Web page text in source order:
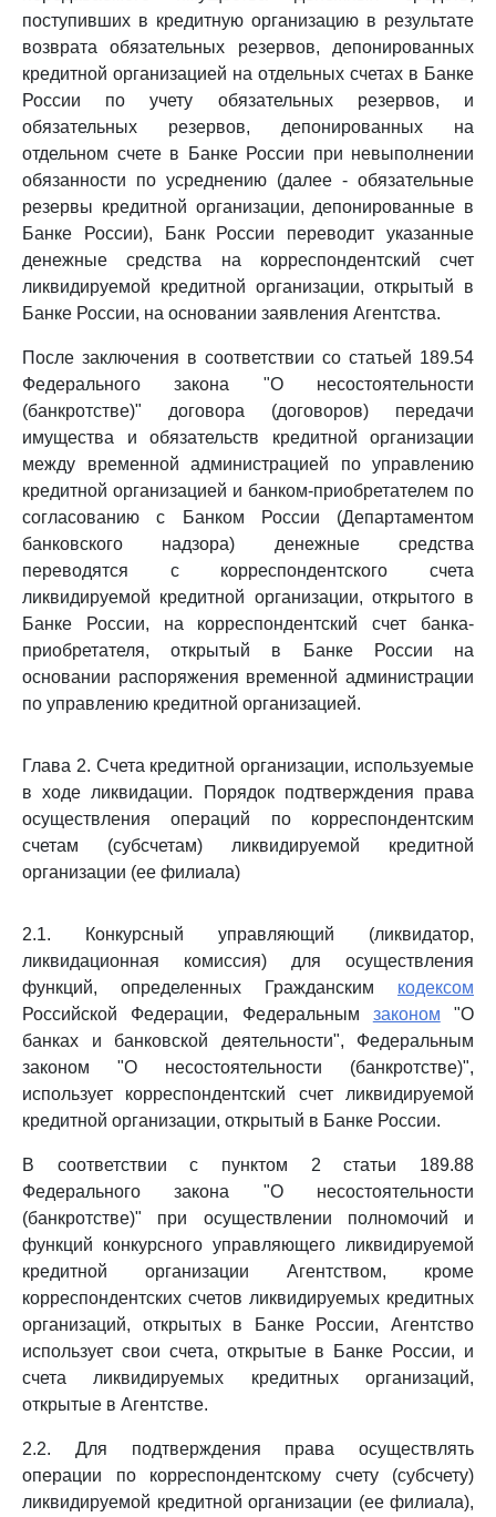
поступивших в кредитную организацию в результате
возврата обязательных резервов, депонированных
кредитной организацией на отдельных счетах в Банке
России по учету обязательных резервов, и
обязательных резервов, депонированных на
отдельном счете в Банке России при невыполнении
обязанности по усреднению (далее - обязательные
резервы кредитной организации, депонированные в
Банке России), Банк России переводит указанные
денежные средства на корреспондентский счет
ликвидируемой кредитной организации, открытый в
Банке России, на основании заявления Агентства.
После заключения в соответствии со статьей 189.54
Федерального закона "О несостоятельности
(банкротстве)" договора (договоров) передачи
имущества и обязательств кредитной организации
между временной администрацией по управлению
кредитной организацией и банком-приобретателем по
согласованию с Банком России (Департаментом
банковского надзора) денежные средства
переводятся с корреспондентского счета
ликвидируемой кредитной организации, открытого в
Банке России, на корреспондентский счет банка-
приобретателя, открытый в Банке России на
основании распоряжения временной администрации
по управлению кредитной организацией.
Глава 2. Счета кредитной организации, используемые
в ходе ликвидации. Порядок подтверждения права
осуществления операций по корреспондентским
счетам (субсчетам) ликвидируемой кредитной
организации (ее филиала)
2.1. Конкурсный управляющий (ликвидатор,
ликвидационная комиссия) для осуществления
функций, определенных Гражданским кодексом
Российской Федерации, Федеральным законом "О
банках и банковской деятельности", Федеральным
законом "О несостоятельности (банкротстве)",
использует корреспондентский счет ликвидируемой
кредитной организации, открытый в Банке России.
В соответствии с пунктом 2 статьи 189.88
Федерального закона "О несостоятельности
(банкротстве)" при осуществлении полномочий и
функций конкурсного управляющего ликвидируемой
кредитной организации Агентством, кроме
корреспондентских счетов ликвидируемых кредитных
организаций, открытых в Банке России, Агентство
использует свои счета, открытые в Банке России, и
счета ликвидируемых кредитных организаций,
открытые в Агентстве.
2.2. Для подтверждения права осуществлять
операции по корреспондентскому счету (субсчету)
ликвидируемой кредитной организации (ее филиала),